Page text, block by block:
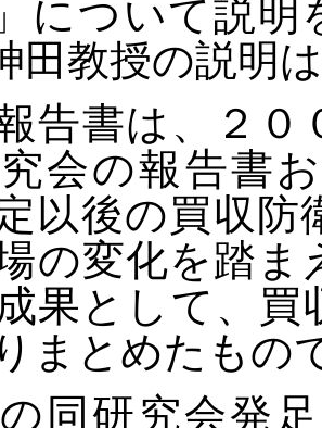
について説明
田教授の説明
告書は、２０
会の報告書
以後の買収防
の変化を踏
果として、買
まとめたもの
同研究会発